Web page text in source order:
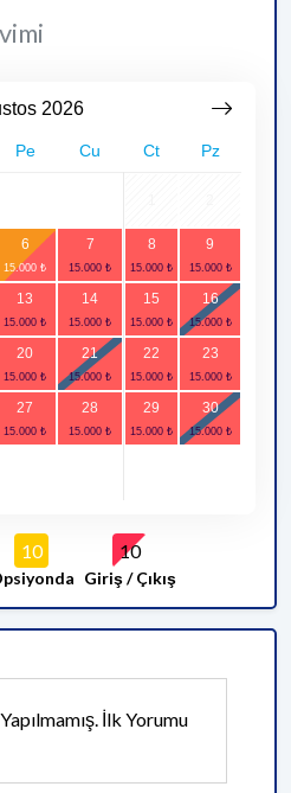
2026
Pe Cu Ct Pz
6 7 8 9
13 14 15 16
20 21 22 23
27 28 29 30
10 10
Giriş / Çıkış
İlk Yorumu